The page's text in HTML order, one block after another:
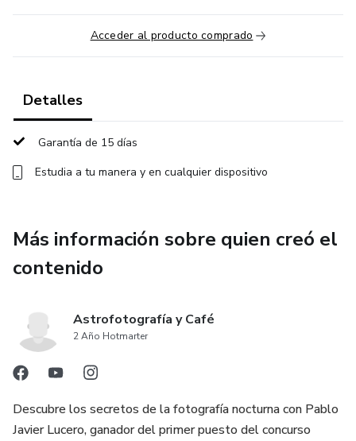
– Edición.
Acceder al producto comprado
Detalles
Garantía de 15 días
Estudia a tu manera y en cualquier dispositivo
Más información sobre quien creó el
contenido
Astrofotografía y Café
2 Año Hotmarter
Descubre los secretos de la fotografía nocturna con Pablo
Javier Lucero, ganador del primer puesto del concurso